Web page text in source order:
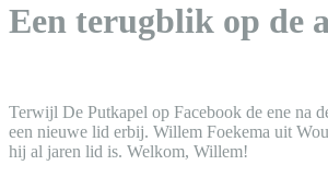
Een terugblik op de
Terwijl De Putkapel op Facebook de ene na
een nieuwe lid erbij. Willem Foekema uit
hij al jaren lid is. Welkom, Willem!